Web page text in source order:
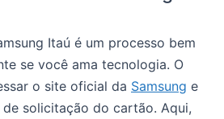
Itaú é um processo bem
se você ama tecnologia. O
o site oficial da Samsung e
solicitação do cartão. Aqui,